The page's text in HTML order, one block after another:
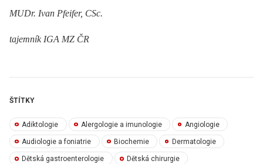
MUDr. Ivan Pfeifer, CSc.
tajemník IGA MZ ČR
ŠTÍTKY
Adiktologie Alergologie a imunologie Angiologie
Audiologie a foniatrie Biochemie Dermatologie
Dětská gastroenterologie Dětská chirurgie